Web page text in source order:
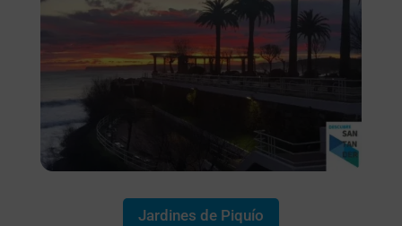
Jardines de Piquío